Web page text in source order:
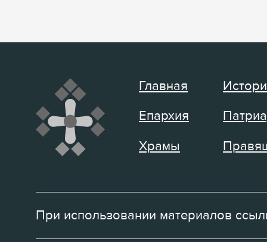
Главная
Епархия
Храмы
При использовании материалов